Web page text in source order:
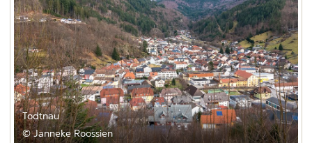
Todtnau
© Janneke Roossien